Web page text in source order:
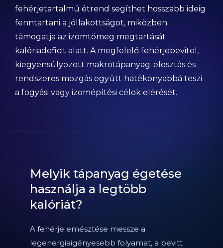
fehérjetartalmú étrend segíthet hosszabb ideig
fenntartani a jóllakottságot, miközben
támogatja az izomtömeg megtartását
kalóriadeficit alatt. A megfelelő fehérjebevitel,
kiegyensúlyozott makrotápanyag-elosztás és
rendszeres mozgás együtt hatékonyabbá teszi
a fogyási vagy izomépítési célok elérését.
Melyik tápanyag égetése
használja a legtöbb
kalóriát?
A fehérje emésztése messze a
legenergiaigényesebb folyamat, a bevitt